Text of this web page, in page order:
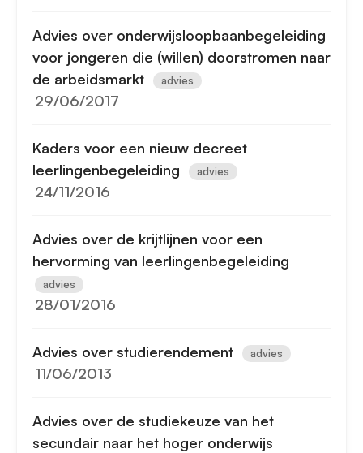
Advies over onderwijsloopbaanbegeleiding
voor jongeren die (willen) doorstromen naar
de arbeidsmarkt
advies
29/06/2017
Kaders voor een nieuw decreet
leerlingenbegeleiding
advies
24/11/2016
Advies over de krijtlijnen voor een
hervorming van leerlingenbegeleiding
advies
28/01/2016
Advies over studierendement advies
11/06/2013
Advies over de studiekeuze van het
secundair naar het hoger onderwijs